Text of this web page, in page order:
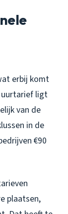
erbij komt
uurtarief ligt
van de
in de
€90
plaatsen,